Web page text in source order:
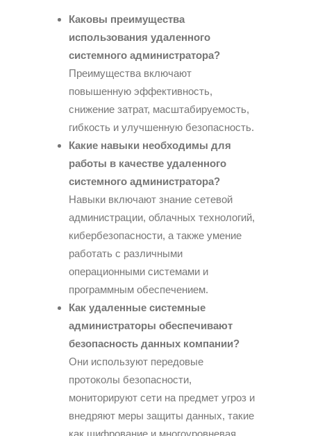
Каковы преимущества
использования удаленного
системного администратора?
Преимущества включают
повышенную эффективность,
снижение затрат, масштабируемость,
гибкость и улучшенную безопасность.
Какие навыки необходимы для
работы в качестве удаленного
системного администратора?
Навыки включают знание сетевой
администрации, облачных технологий,
кибербезопасности, а также умение
работать с различными
операционными системами и
программным обеспечением.
Как удаленные системные
администраторы обеспечивают
безопасность данных компании?
Они используют передовые
протоколы безопасности,
мониторируют сети на предмет угроз и
внедряют меры защиты данных, такие
как шифрование и многоуровневая